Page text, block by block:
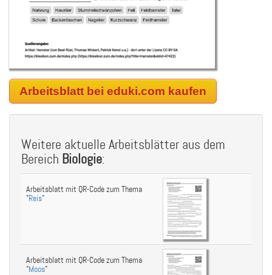
Arbeitsblatt bei eduki.com kaufen
Weitere aktuelle Arbeitsblätter aus dem
Bereich Biologie:
Arbeitsblatt mit QR-Code zum Thema
"Reis"
Arbeitsblatt mit QR-Code zum Thema
"Moos"